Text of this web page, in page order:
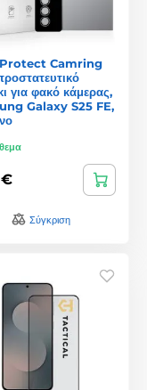
Camring
για φακό κάμερας,
Galaxy S25 FE,
€
Σύγκριση